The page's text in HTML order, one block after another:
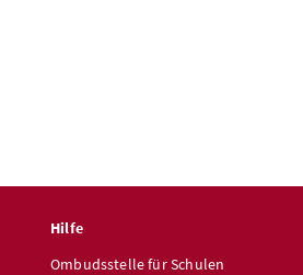
Hilfe
Ombudsstelle für Schulen